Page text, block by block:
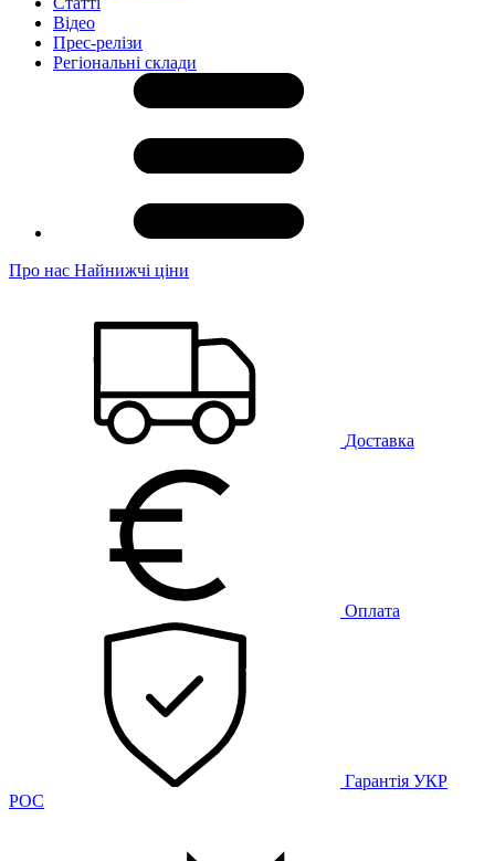
Відео
Прес-релізи
Регіональні склади
Про нас Найнижчі ціни
Доставка
Оплата
Гарантія УКР
РОС